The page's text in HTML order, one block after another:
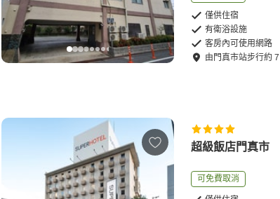
僅供住宿
有衛浴設施
客房內可使用網路
由 門真市站步行約7
超級飯店門真市
可免費取消